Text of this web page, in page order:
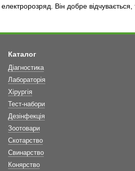
електророзряд. Він добре
Каталог
Діагностика
Лабораторія
Хірургія
Тест-набори
Дезінфекція
Зоотовари
Скотарство
Свинарство
Конярство